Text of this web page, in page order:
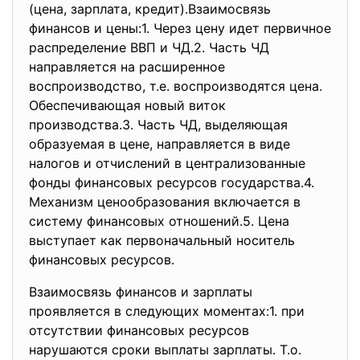
(цена, зарплата, кредит).Взаимосвязь
финансов и цены:1. Через цену идет первичное
распределение ВВП и ЧД.2. Часть ЧД
направляется на расширенное
воспроизводство, т.е. воспроизводятся цена.
Обеспечивающая новый виток
производства.3. Часть ЧД, выделяющая
образуемая в цене, направляется в виде
налогов и отчислений в централизованные
фонды финансовых ресурсов государства.4.
Механизм ценообразования включается в
систему финансовых отношений.5. Цена
выступает как первоначальный носитель
финансовых ресурсов.
Взаимосвязь финансов и зарплаты
проявляется в следующих моментах:1. при
отсутствии финансовых ресурсов
нарушаются сроки выплаты зарплаты. Т.о.